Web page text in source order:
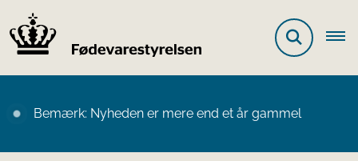
Bemærk: Nyheden er mere end et år gammel